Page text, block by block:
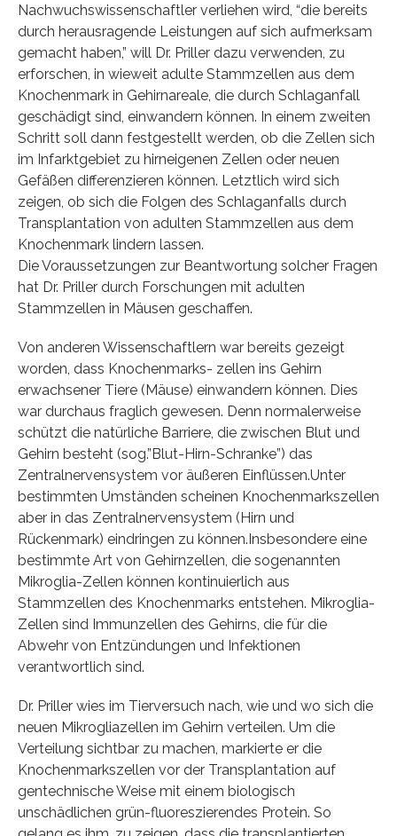
Nachwuchswissenschaftler verliehen wird, “die bereits
durch herausragende Leistungen auf sich aufmerksam
gemacht haben,” will Dr. Priller dazu verwenden, zu
erforschen, in wieweit adulte Stammzellen aus dem
Knochenmark in Gehirnareale, die durch Schlaganfall
geschädigt sind, einwandern können. In einem zweiten
Schritt soll dann festgestellt werden, ob die Zellen sich
im Infarktgebiet zu hirneigenen Zellen oder neuen
Gefäßen differenzieren können. Letztlich wird sich
zeigen, ob sich die Folgen des Schlaganfalls durch
Transplantation von adulten Stammzellen aus dem
Knochenmark lindern lassen.
Die Voraussetzungen zur Beantwortung solcher Fragen
hat Dr. Priller durch Forschungen mit adulten
Stammzellen in Mäusen geschaffen.
Von anderen Wissenschaftlern war bereits gezeigt
worden, dass Knochenmarks- zellen ins Gehirn
erwachsener Tiere (Mäuse) einwandern können. Dies
war durchaus fraglich gewesen. Denn normalerweise
schützt die natürliche Barriere, die zwischen Blut und
Gehirn besteht (sog.”Blut-Hirn-Schranke”) das
Zentralnervensystem vor äußeren Einflüssen.Unter
bestimmten Umständen scheinen Knochenmarkszellen
aber in das Zentralnervensystem (Hirn und
Rückenmark) eindringen zu können.Insbesondere eine
bestimmte Art von Gehirnzellen, die sogenannten
Mikroglia-Zellen können kontinuierlich aus
Stammzellen des Knochenmarks entstehen. Mikroglia-
Zellen sind Immunzellen des Gehirns, die für die
Abwehr von Entzündungen und Infektionen
verantwortlich sind.
Dr. Priller wies im Tierversuch nach, wie und wo sich die
neuen Mikrogliazellen im Gehirn verteilen. Um die
Verteilung sichtbar zu machen, markierte er die
Knochenmarkszellen vor der Transplantation auf
gentechnische Weise mit einem biologisch
unschädlichen grün-fluoreszierendes Protein. So